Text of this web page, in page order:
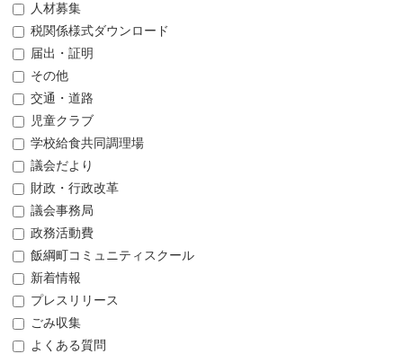
人材募集
税関係様式ダウンロード
届出・証明
その他
交通・道路
児童クラブ
学校給食共同調理場
議会だより
財政・行政改革
議会事務局
政務活動費
飯綱町コミュニティスクール
新着情報
プレスリリース
ごみ収集
よくある質問